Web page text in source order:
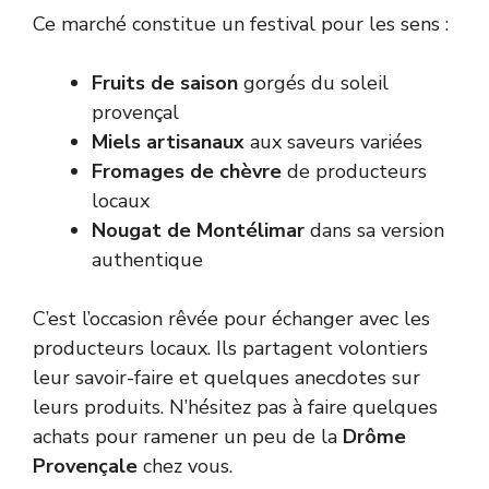
Ce marché constitue un festival pour les sens :
Fruits de saison gorgés du soleil
provençal
Miels artisanaux aux saveurs variées
Fromages de chèvre de producteurs
locaux
Nougat de Montélimar dans sa version
authentique
C’est l’occasion rêvée pour échanger avec les
producteurs locaux. Ils partagent volontiers
leur savoir-faire et quelques anecdotes sur
leurs produits. N’hésitez pas à faire quelques
achats pour ramener un peu de la Drôme
Provençale chez vous.